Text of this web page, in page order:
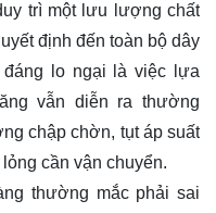
trì một lưu lượng chất
định đến toàn bộ dây
đáng lo ngại là việc lựa
vẫn diễn ra thường
chập chờn, tụt áp suất
cần vận chuyển.
thường mắc phải sai